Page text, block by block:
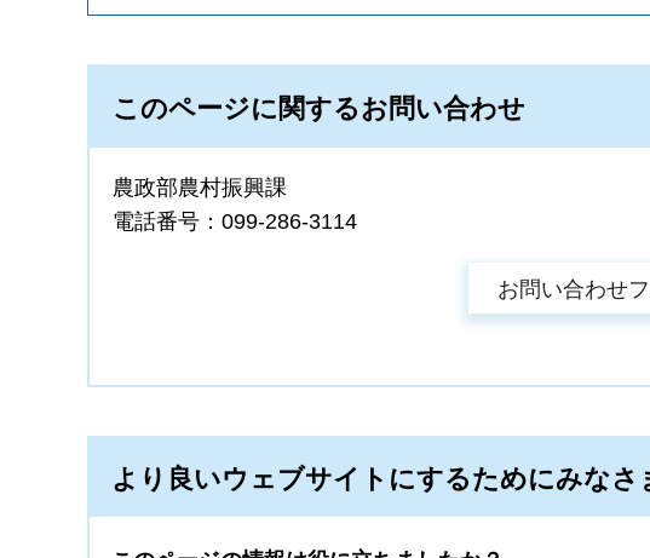
このページに関するお問い合わせ
農政部農村振興課
電話番号：099-286-3114
より良いウェブサイトにするためにみな